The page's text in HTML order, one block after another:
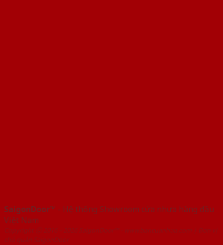
SaigonDoor™ - Hệ thống Showroom cửa nhựa hàng đầu
Việt Nam
Copyright ⓒ 2016 – 2026 SaigonDoor™ - www.bancuanhua.com | Đơn vị
chủ quản SaigonDoor